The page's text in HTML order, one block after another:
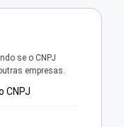
se o CNPJ
empresas.
CNPJ